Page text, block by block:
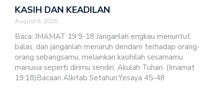
KASIH DAN KEADILAN
August 6, 2026
Baca: IMAMAT 19:9-18 Janganlah engkau menuntut
balas, dan janganlah menaruh dendam terhadap orang-
orang sebangsamu, melainkan kasihilah sesamamu
manusia seperti dirimu sendiri. Akulah Tuhan. (Imamat
19:18)Bacaan Alkitab Setahun:Yesaya 45-48